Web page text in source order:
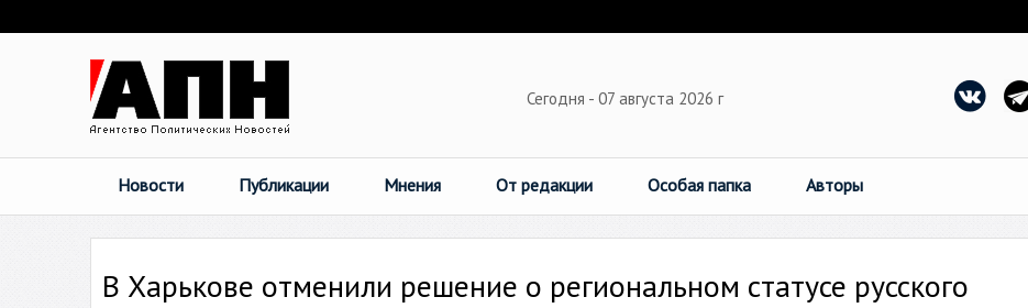
Сегодня - 07 августа 2026 г
Новости Публикации Мнения От редакции Особая папка Авторы
В Харькове отменили решение о региональном статусе русского